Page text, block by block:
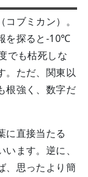
ブミカン）。
を探ると-10℃
でも枯死しな
。ただ、関東以
根強く、数字だ
に直接当たる
ます。逆に、
、思ったより簡